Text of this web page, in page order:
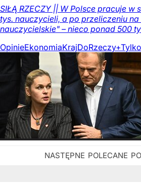
SIŁĄ RZECZY || W Polsce pracuje w
tys. nauczycieli, a po przeliczeniu na
nauczycielskie" – nieco ponad 500
OpinieEkonomiaKrajDoRzeczy+